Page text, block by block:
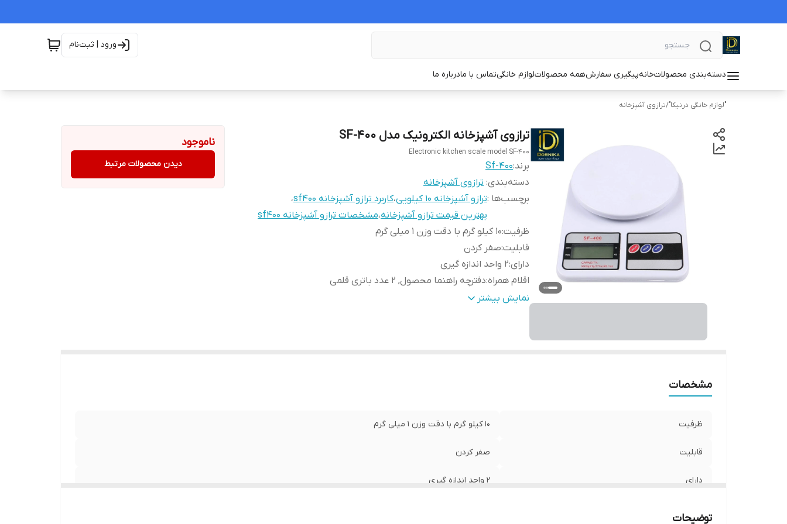
ورود | ثبت‌نام
دسته‌بندی محصولاتخانهپیگیری سفارشهمه محصولاتلوازم خانگیتماس با مادرباره ما
"لوازم خانگی درنیکا"/ترازوی آشپزخانه
ترازوی آشپزخانه الکترونیک مدل SF-400
Electronic kitchen scale model SF-400
برند:Sf-400
دسته‌بندی: ترازوی آشپزخانه
برچسب‌ها :ترازو آشپزخانه ۱۰ کیلویی ،کاربرد ترازو آشپزخانه sf400
،
بهترین قیمت ترازو آشپزخانه،مشخصات ترازو آشپزخانه sf400
ظرفیت:۱۰ کیلو گرم با دقت وزن ۱ میلی گرم
قابلیت:صفر کردن
دارای:۲ واحد اندازه گیری
اقلام همراه:دفترچه راهنما محصول, 2 عدد باتری قلمی
ابعاد:250 × 180 × 40 میلی‌متر
نمایش بیشتر
ناموجود
دیدن محصولات مرتبط
مشخصات
ظرفیت ۱۰ کیلو گرم با دقت وزن ۱ میلی گرم
قابلیت صفر کردن
دارای ۲ واحد اندازه گیری
توضیحات